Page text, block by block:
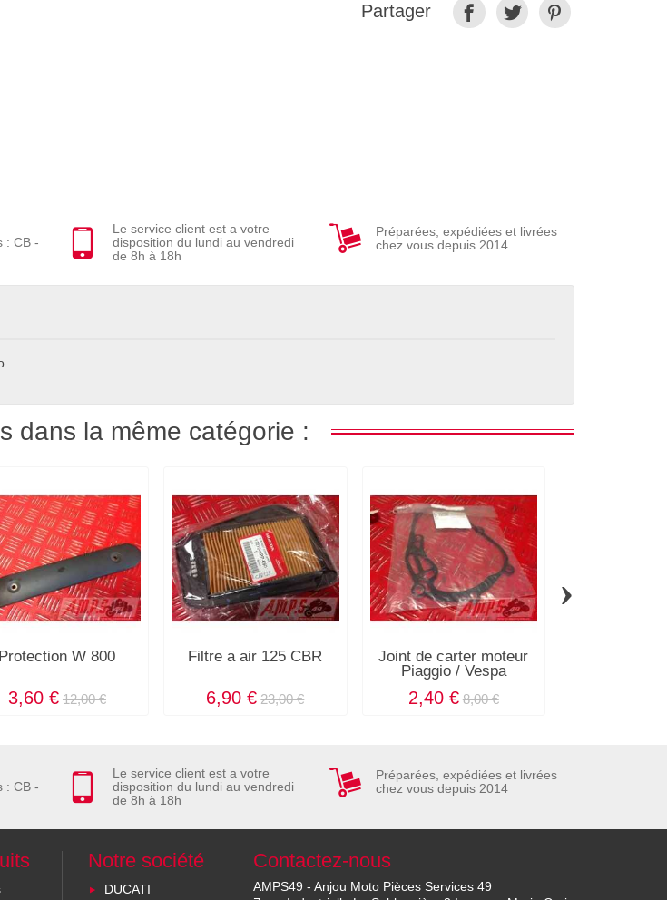
Partager
: CB -
Le service client est a votre
disposition du lundi au vendredi
de 8h à 18h
Préparées, expédiées et livrées
chez vous depuis 2014
dans la même catégorie :
Protection W 800
3,60 € 12,00 €
Filtre a air 125 CBR
6,90 € 23,00 €
Joint de carter moteur
Piaggio / Vespa
2,40 € 8,00 €
›
: CB -
Le service client est a votre
disposition du lundi au vendredi
de 8h à 18h
Préparées, expédiées et livrées
chez vous depuis 2014
Notre société
DUCATI
Contactez-nous
AMPS49 - Anjou Moto Pièces Services 49